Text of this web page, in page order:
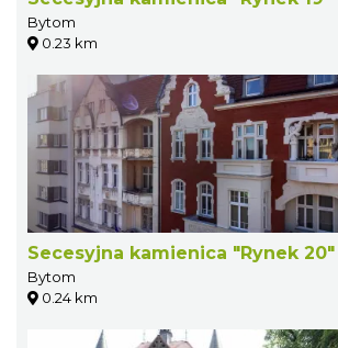
Bytom
0.23 km
Secesyjna kamienica "Rynek
Bytom
0.24 km